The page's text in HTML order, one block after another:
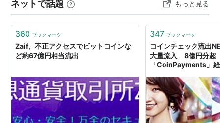
引に転換 ステーブルコインUSDCを発行する米サークル
は米国政府がデフォルト…
ネットで話題 もっと見る
360 ブックマーク
Zaif、不正アクセスでビットコインな
ど約67億円相当流出
347 ブックマーク
コインチェック流出
大量流入 8億円分
「CoinPayments」